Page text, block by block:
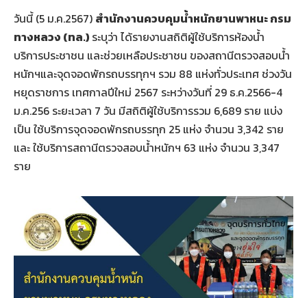
วันนี้ (5 ม.ค.2567) สำนักงานควบคุมน้ำหนักยานพาหนะ กรม
ทางหลวง (ทล.) ระบุว่า ได้รายงานสถิติผู้ใช้บริการห้องน้ำ
บริการประชาชน และช่วยเหลือประชาชน ของสถานีตรวจสอบน้ำ
หนักฯและจุดจอดพักรถบรรทุกฯ รวม 88 แห่งทั่วประเทศ ช่วงวัน
หยุดราชการ เทศกาลปีใหม่ 2567 ระหว่างวันที่ 29 ธ.ค.2566-4
ม.ค.256 ระยะเวลา 7 วัน มีสถิติผู้ใช้บริการรวม 6,689 ราย แบ่ง
เป็น ใช้บริการจุดจอดพักรถบรรทุก 25 แห่ง จำนวน 3,342 ราย
และ ใช้บริการสถานีตรวจสอบน้ำหนักฯ 63 แห่ง จำนวน 3,347
ราย